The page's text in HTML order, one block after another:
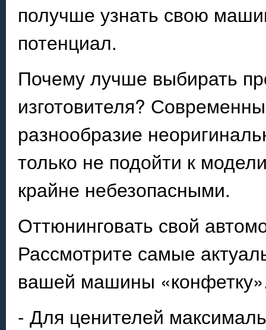
получше узнать свою
потенциал.
Почему лучше выбирать
изготовителя?
разнообразие
только не подойти к
крайне небезопасными.
Оттюнинговать свой
Рассмотрите самые
вашей машины
- Для ценителей